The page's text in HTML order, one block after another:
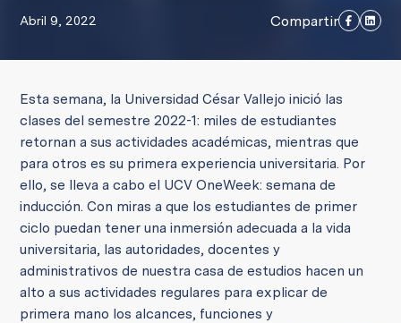
Abril 9, 2022 Compartir
Esta semana, la Universidad César Vallejo inició las
clases del semestre 2022-1: miles de estudiantes
retornan a sus actividades académicas, mientras que
para otros es su primera experiencia universitaria. Por
ello, se lleva a cabo el UCV OneWeek: semana de
inducción. Con miras a que los estudiantes de primer
ciclo puedan tener una inmersión adecuada a la vida
universitaria, las autoridades, docentes y
administrativos de nuestra casa de estudios hacen un
alto a sus actividades regulares para explicar de
primera mano los alcances, funciones y